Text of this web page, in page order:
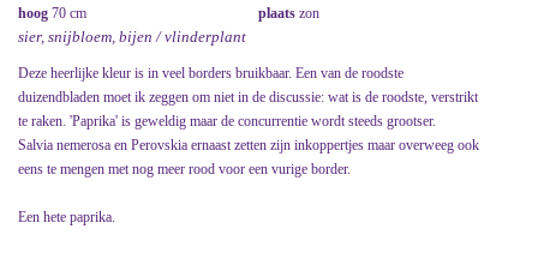
hoog 70 cm plaats zon
sier, snijbloem, bijen / vlinderplant
Deze heerlijke kleur is in veel borders bruikbaar. Een van de roodste
duizendbladen moet ik zeggen om niet in de discussie: wat is de roodste, verstrikt
te raken. 'Paprika' is geweldig maar de concurrentie wordt steeds grootser.
Salvia nemerosa en Perovskia ernaast zetten zijn inkoppertjes maar overweeg ook
eens te mengen met nog meer rood voor een vurige border.
Een hete paprika.